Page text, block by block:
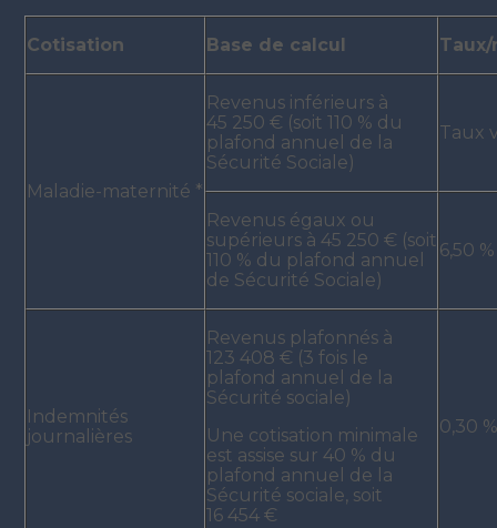
Cotisation Base de calcul
Maladie-maternité *
Revenus inférieurs à
45 250 € (soit 110 % du
plafond annuel de la
Sécurité Sociale)
Taux
Revenus égaux ou
supérieurs à 45 250 € (soit
110 % du plafond annuel
de Sécurité Sociale)
6,50 %
Indemnités
journalières
Revenus plafonnés à
123 408 € (3 fois le
plafond annuel de la
Sécurité sociale)
Une cotisation minimale
est assise sur 40 % du
plafond annuel de la
Sécurité sociale, soit
16 454 €
0,30